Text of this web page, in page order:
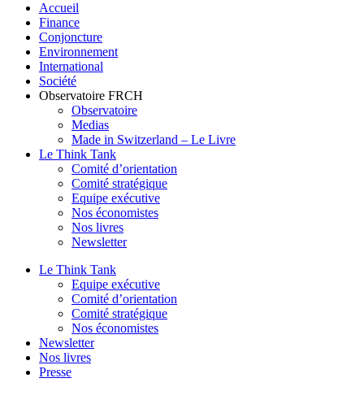
Accueil
Finance
Conjoncture
Environnement
International
Société
Observatoire FRCH
Observatoire
Medias
Made in Switzerland – Le Livre
Le Think Tank
Comité d’orientation
Comité stratégique
Equipe exécutive
Nos économistes
Nos livres
Newsletter
Le Think Tank
Equipe exécutive
Comité d’orientation
Comité stratégique
Nos économistes
Newsletter
Nos livres
Presse